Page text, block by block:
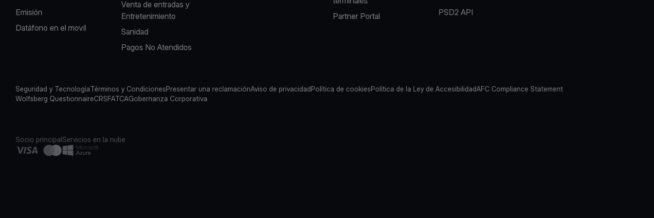
Emisión
Datáfono en el movil
Venta de entradas y
Entretenimiento
Sanidad
Pagos No Atendidos
Partner Portal
PSD2 API
Seguridad y TecnologíaTérminos y CondicionesPresentar una reclamaciónAviso de privacidadPolítica de cookiesPolítica de la Ley de AccesibilidadAFC Compliance Statement
Wolfsberg QuestionnaireCRSFATCAGobernanza Corporativa
Socio principalServicios en la nube